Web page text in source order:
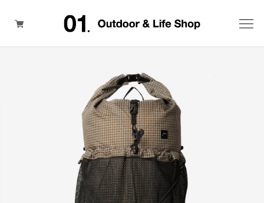
BRAND